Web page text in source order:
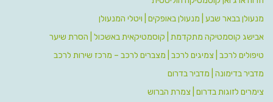
מנעולן בבאר שבע | מנעולן באופקים | ויטלי המנעולן
אבישג קוסמטיקה מתקדמת | קוסמטיקאית באשכול | הסרת שיער
טיפולים לרכב | צמיגים לרכב | מצברים לרכב – מרכז שירות לרכב
מדביר בדימונה | מדביר בדרום
צימרים לזוגות בדרום | צמרת הברוש